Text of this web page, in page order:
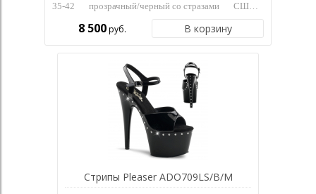
35-42 прозрачный/черный со стразами США
8 500руб. В корзину
Стрипы Pleaser ADO709LS/B/M